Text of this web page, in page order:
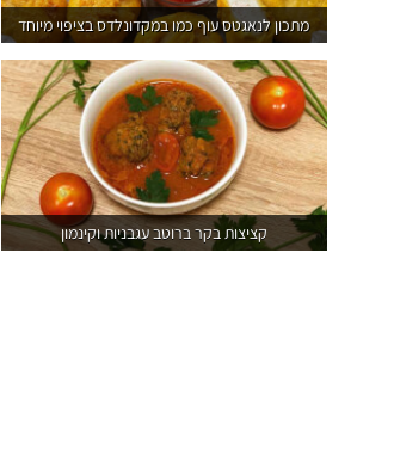
מתכון לנאגטס עוף כמו במקדונלדס בציפוי מיוחד
קציצות בקר ברוטב עגבניות וקינמון